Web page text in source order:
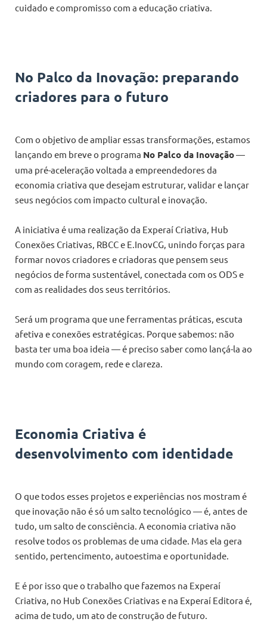
cuidado e compromisso com a educação criativa.
No Palco da Inovação: preparando
criadores para o futuro
Com o objetivo de ampliar essas transformações, estamos
lançando em breve o programa No Palco da Inovação—
uma pré-aceleração voltada a empreendedores da
economia criativa que desejam estruturar, validar e lançar
seus negócios com impacto cultural e inovação.
A iniciativa é uma realização da Experaí Criativa, Hub
Conexões Criativas, RBCC e E.InovCG, unindo forças para
formar novos criadores e criadoras que pensem seus
negócios de forma sustentável, conectada com os ODS e
com as realidades dos seus territórios.
Será um programa que une ferramentas práticas, escuta
afetiva e conexões estratégicas. Porque sabemos: não
basta ter uma boa ideia — é preciso saber como lançá-la ao
mundo com coragem, rede e clareza.
Economia Criativa é
desenvolvimento com identidade
O que todos esses projetos e experiências nos mostram é
que inovação não é só um salto tecnológico — é, antes de
tudo, um salto de consciência. A economia criativa não
resolve todos os problemas de uma cidade. Mas ela gera
sentido, pertencimento, autoestima e oportunidade.
E é por isso que o trabalho que fazemos na Experaí
Criativa, no Hub Conexões Criativas e na Experaí Editora é,
acima de tudo, um ato de construção de futuro.